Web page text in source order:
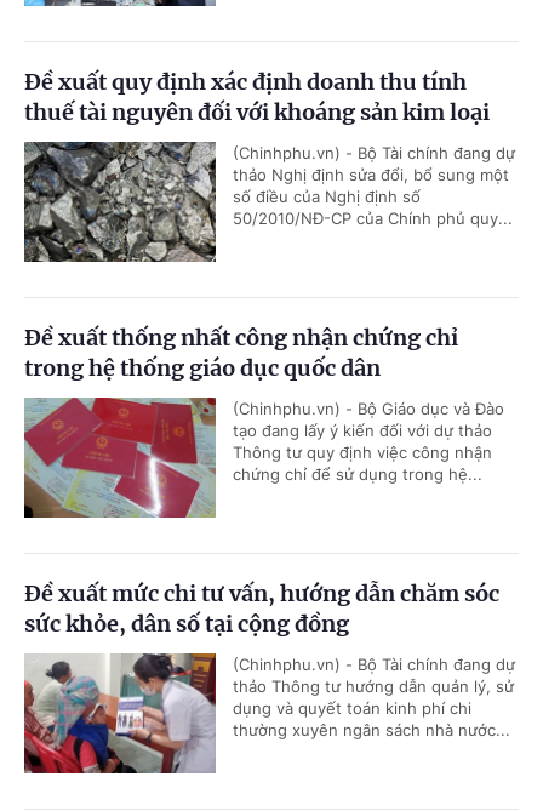
Đề xuất quy định xác định doanh thu tính
thuế tài nguyên đối với khoáng sản kim loại
(Chinhphu.vn) - Bộ Tài chính đang dự
thảo Nghị định sửa đổi, bổ sung một
số điều của Nghị định số
50/2010/NĐ-CP của Chính phủ quy...
Đề xuất thống nhất công nhận chứng chỉ
trong hệ thống giáo dục quốc dân
(Chinhphu.vn) - Bộ Giáo dục và Đào
tạo đang lấy ý kiến đối với dự thảo
Thông tư quy định việc công nhận
chứng chỉ để sử dụng trong hệ...
Đề xuất mức chi tư vấn, hướng dẫn chăm sóc
sức khỏe, dân số tại cộng đồng
(Chinhphu.vn) - Bộ Tài chính đang dự
thảo Thông tư hướng dẫn quản lý, sử
dụng và quyết toán kinh phí chi
thường xuyên ngân sách nhà nước...